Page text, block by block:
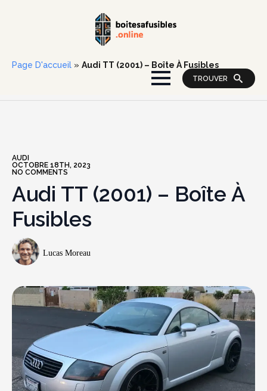
TROUVER
Page D'accueil » Audi TT (2001) – Boîte À Fusibles
AUDI
OCTOBRE 18TH, 2023
NO COMMENTS
Audi TT (2001) – Boîte À
Fusibles
Lucas Moreau